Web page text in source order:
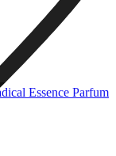
Essence Parfum